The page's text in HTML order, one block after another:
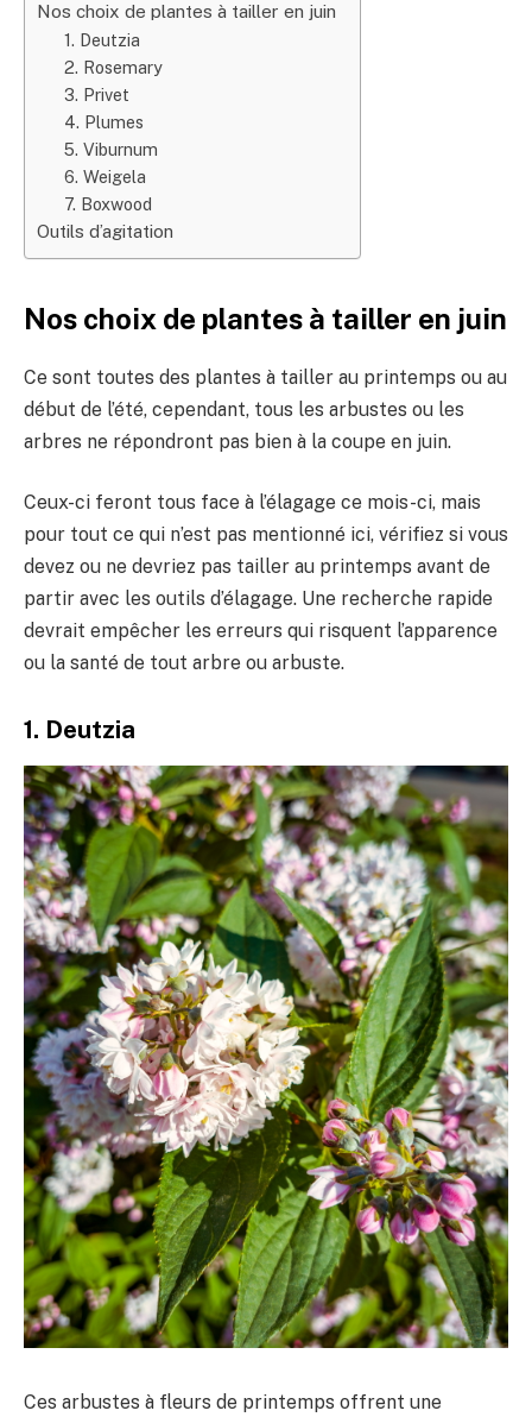
Nos choix de plantes à tailler en juin
1. Deutzia
2. Rosemary
3. Privet
4. Plumes
5. Viburnum
6. Weigela
7. Boxwood
Outils d’agitation
Nos choix de plantes à tailler en juin
Ce sont toutes des plantes à tailler au printemps ou au
début de l’été, cependant, tous les arbustes ou les
arbres ne répondront pas bien à la coupe en juin.
Ceux-ci feront tous face à l’élagage ce mois-ci, mais
pour tout ce qui n’est pas mentionné ici, vérifiez si vous
devez ou ne devriez pas tailler au printemps avant de
partir avec les outils d’élagage. Une recherche rapide
devrait empêcher les erreurs qui risquent l’apparence
ou la santé de tout arbre ou arbuste.
1. Deutzia
Ces arbustes à fleurs de printemps offrent une